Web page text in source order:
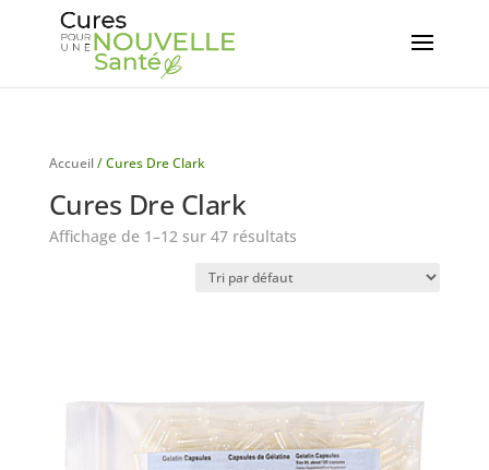
Accueil/ Cures Dre Clark
Cures Dre Clark
Affichage de 1–12 sur 47 résultats